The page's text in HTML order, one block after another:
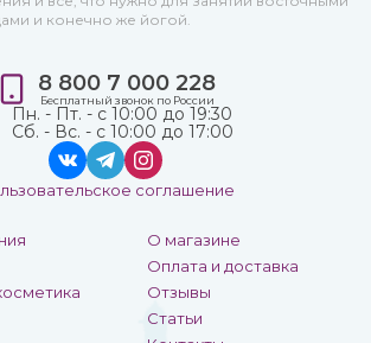
и конечно же йогой.
О магазине
Оплата и доставка
Отзывы
Статьи
8 800 7 000 228
Бесплатный звонок по России
Пн. - Пт. - с 10:00 до 19:30
Сб. - Вс. - с 10:00 до 17:00
соглашение